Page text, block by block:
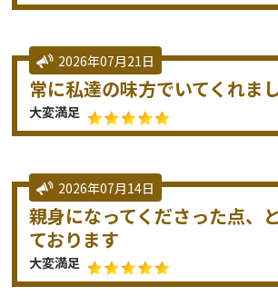
2026年07月21日
常に私達の味方でいてくれま
大変満足
2026年07月14日
親身になってくださった点、
ております
大変満足